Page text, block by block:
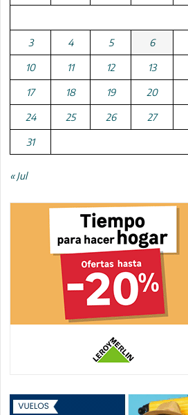
3 4 5 6
10 11 12 13
17 18 19 20
24 25 26 27
31
« Jul